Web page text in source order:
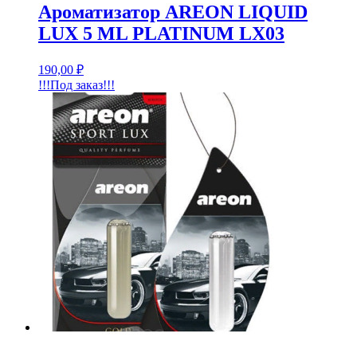
Ароматизатор AREON LIQUID
LUX 5 ML PLATINUM LX03
190,00 ₽
!!!Под заказ!!!